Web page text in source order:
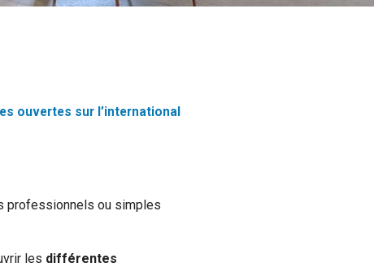
ouvertes sur l’international
professionnels ou simples
les différentes